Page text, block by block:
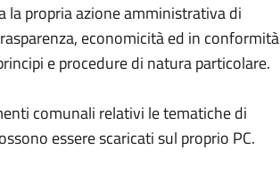
la propria azione amministrativa di
economicità ed in conformità
e procedure di natura particolare.
comunali relativi le tematiche di
essere scaricati sul proprio PC.